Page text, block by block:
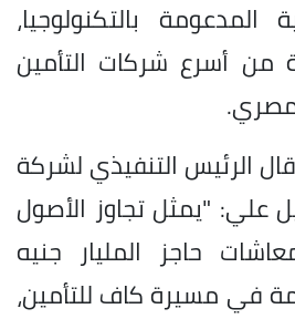
المدعومة بالتكنولوجيا،
من أسرع شركات التأمين
الرئيس التنفيذي لشركة
علي: "يمثل تجاوز الأصول
حاجز المليار جنيه
مسيرة كاف للتأمين،